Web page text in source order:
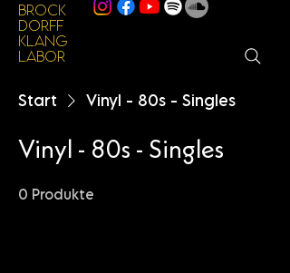
BROCK
DORFF
KLANG
LABOR
Start Vinyl - 80s - Singles
Vinyl - 80s - Singles
0 Produkte